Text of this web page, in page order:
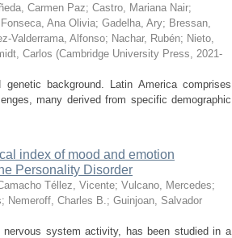
Carmen Paz; Castro, Mariana Nair;
Fonseca, Ana Olivia; Gadelha, Ary; Bressan,
Valderrama, Alfonso; Nachar, Rubén; Nieto,
Carlos (Cambridge University Press, 2021-
background. Latin America comprises
many derived from specific demographic
index of mood and emotion
Personality Disorder
Téllez, Vicente; Vulcano, Mercedes;
; Nemeroff, Charles B.; Guinjoan, Salvador
system activity, has been studied in a